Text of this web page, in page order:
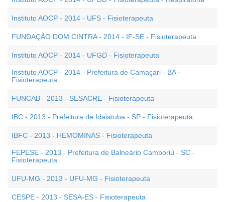
Instituto AOCP - 2014 - UFS - Fisioterapeuta
FUNDAÇÃO DOM CINTRA - 2014 - IF-SE - Fisioterapeuta
Instituto AOCP - 2014 - UFGD - Fisioterapeuta
Instituto AOCP - 2014 - Prefeitura de Camaçari - BA -
Fisioterapeuta
FUNCAB - 2013 - SESACRE - Fisioterapeuta
IBC - 2013 - Prefeitura de Idaiatuba - SP - Fisioterapeuta
IBFC - 2013 - HEMOMINAS - Fisioterapeuta
FEPESE - 2013 - Prefeitura de Balneário Camboriú - SC -
Fisioterapeuta
UFU-MG - 2013 - UFU-MG - Fisioterapeuta
CESPE - 2013 - SESA-ES - Fisioterapeuta